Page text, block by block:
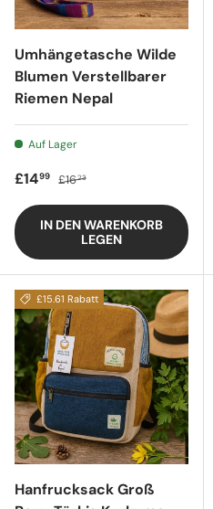
Umhängetasche Wilde
Blumen Verstellbarer
Riemen Nepal
Auf Lager
Verkaufspreis
£1499 Regulärer Preis
£1623
IN DEN WARENKORB
LEGEN
£15.61 Rabatt
Hanfrucksack Groß